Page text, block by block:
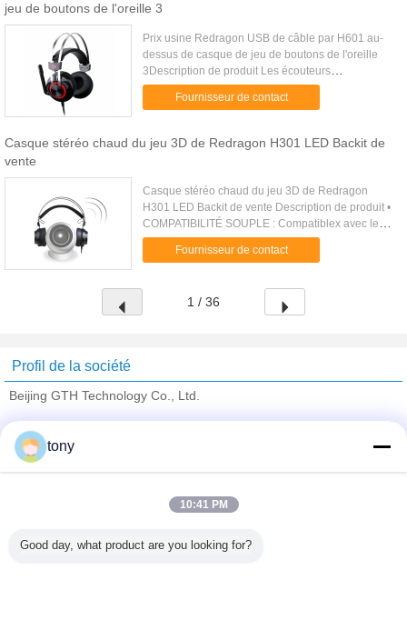
jeu de boutons de l'oreille 3
Prix usine Redragon USB de câble par H601 au-
dessus de casque de jeu de boutons de l'oreille
3Description de produit Les écouteurs
professionnels de jeu, qualité de son confortable te
permet de surpasser votre ...
Fournisseur de contact
Casque stéréo chaud du jeu 3D de Redragon H301 LED Backit de
vente
Casque stéréo chaud du jeu 3D de Redragon
H301 LED Backit de vente Description de produit •
COMPATIBILITÉ SOUPLE : Compatiblex avec le
PC Windows XP, Win10, victoire 7, Win8, Mac, etc.,
et dispositifs de mobile...
Fournisseur de contact
1 / 36
Profil de la société
Beijing GTH Technology Co., Ltd.
Trust Seal
Tous les produits
tony
10:41 PM
Good day, what product are you looking for?